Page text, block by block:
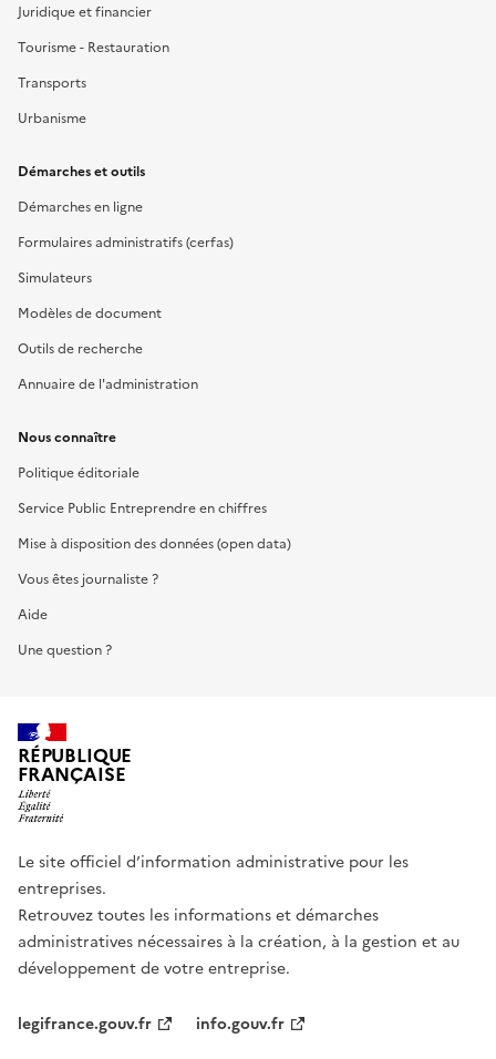
Juridique et financier
Tourisme - Restauration
Transports
Urbanisme
Démarches et outils
Démarches en ligne
Formulaires administratifs (cerfas)
Simulateurs
Modèles de document
Outils de recherche
Annuaire de l'administration
Nous connaître
Politique éditoriale
Service Public Entreprendre en chiffres
Mise à disposition des données (open data)
Vous êtes journaliste ?
Aide
Une question ?
RÉPUBLIQUE
FRANÇAISE
Le site officiel d’information administrative pour les
entreprises.
Retrouvez toutes les informations et démarches
administratives nécessaires à la création, à la gestion et au
développement de votre entreprise.
legifrance.gouv.fr info.gouv.fr